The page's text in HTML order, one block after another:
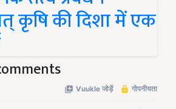
कृषि की दिशा में एक